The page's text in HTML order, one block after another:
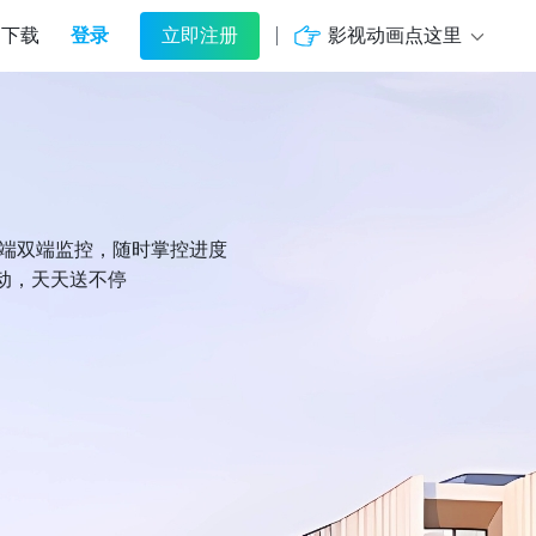
下载 登录 立即注册 影视动画点这里
双端监控，随时掌控进度
，天天送不停